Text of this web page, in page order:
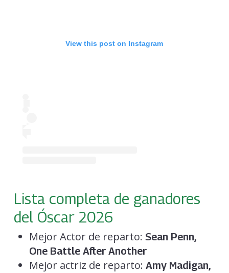
View this post on Instagram
Lista completa de ganadores
del Óscar 2026
Mejor Actor de reparto: Sean Penn,
One Battle After Another
Mejor actriz de reparto: Amy Madigan,